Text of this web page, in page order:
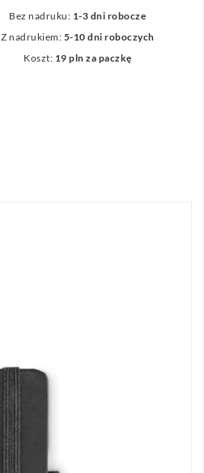
Bez nadruku: 1-3 dni robocze
Z nadrukiem: 5-10 dni roboczych
Koszt: 19 pln za paczkę